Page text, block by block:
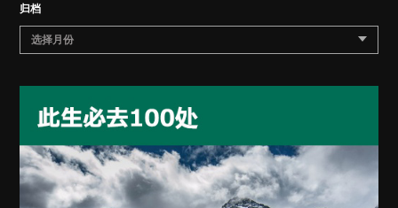
归档
选择月份